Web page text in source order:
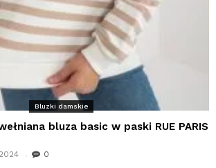
Bluzki damskie
bluza basic w paski RUE PARIS
0